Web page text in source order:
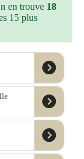
en trouve 18
15 plus